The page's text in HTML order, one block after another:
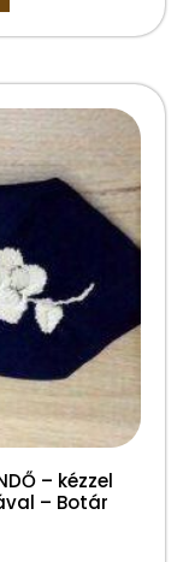
– kézzel
– Botár